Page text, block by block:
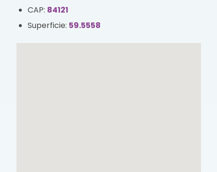
CAP: 84121
Superficie: 59.5558